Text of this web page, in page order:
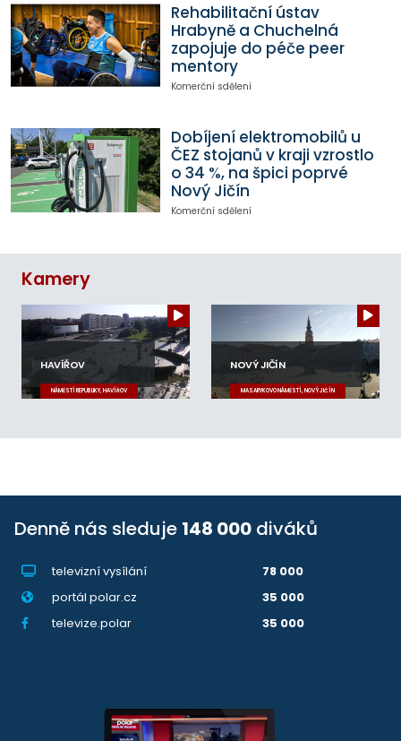
Rehabilitační ústav
Hrabyně a Chuchelná
zapojuje do péče peer
mentory
Komerční sdělení
Dobíjení elektromobilů u
ČEZ stojanů v kraji vzrostlo
o 34 %, na špici poprvé
Nový Jičín
Komerční sdělení
Kamery
HAVÍŘOV
NÁMĚSTÍ REPUBLIKY, HAVÍŘOV
NOVÝ JIČÍN
MASARYKOVO NÁMĚSTÍ, NOVÝ JIČÍN
Denně nás sleduje 148 000 diváků
televizní vysílání
78 000
portál polar.cz
35 000
televize.polar
35 000